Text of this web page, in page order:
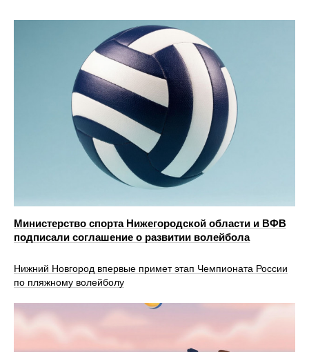
Министерство спорта Нижегородской области и ВФВ
подписали соглашение о развитии волейбола
Нижний Новгород впервые примет этап Чемпионата России
по пляжному волейболу